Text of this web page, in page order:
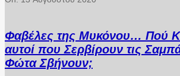
Φαβέλες της Μυκόνου… Πού
αυτοί που Σερβίρουν τις
Φώτα Σβήνουν;